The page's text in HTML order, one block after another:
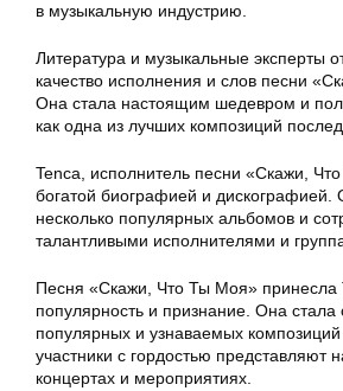
в музыкальную индустрию.
Литература и музыкальные эксперты
качество исполнения и слов песни
Она стала настоящим шедевром и
как одна из лучших композиций
Tenca, исполнитель песни «Скажи,
богатой биографией и дискографией.
несколько популярных альбомов и
талантливыми исполнителями и
Песня «Скажи, Что Ты Моя» принесла
популярность и признание. Она
популярных и узнаваемых
участники с гордостью представляют
концертах и мероприятиях.